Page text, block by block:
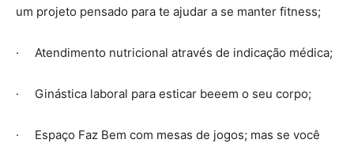
um projeto pensado para te ajudar a se manter fitness;
· Atendimento nutricional através de indicação médica;
· Ginástica laboral para esticar beeem o seu corpo;
· Espaço Faz Bem com mesas de jogos; mas se você